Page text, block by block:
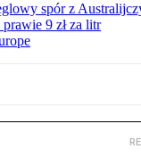
spór z
9 zł za litr